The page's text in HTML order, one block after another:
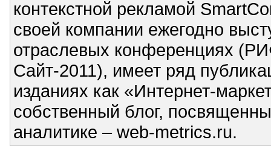
контекстной рекламой
своей компании ежегодно
отраслевых конференциях
Сайт-2011), имеет ряд
изданиях как «Интернет-
собственный блог,
аналитике – web-metrics.ru.